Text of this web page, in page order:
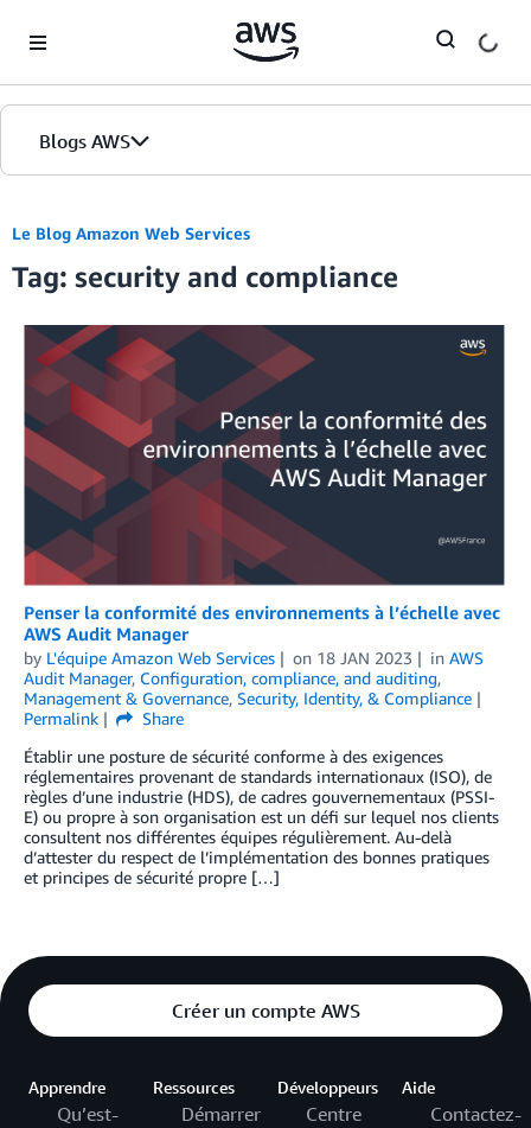
Blogs AWS
Accueil
Éditions
Le Blog Amazon Web Services
Tag: security and compliance
Penser la conformité des environnements à l’échelle avec
AWS Audit Manager
by L'équipe Amazon Web Services on 18 JAN 2023 in AWS
Audit Manager, Configuration, compliance, and auditing,
Management & Governance, Security, Identity, & Compliance
Permalink
Share
Établir une posture de sécurité conforme à des exigences
réglementaires provenant de standards internationaux (ISO), de
règles d’une industrie (HDS), de cadres gouvernementaux (PSSI-
E) ou propre à son organisation est un défi sur lequel nos clients
consultent nos différentes équipes régulièrement. Au-delà
d’attester du respect de l’implémentation des bonnes pratiques
et principes de sécurité propre […]
Créer un compte AWS
Apprendre
Qu’est-
Ressources
Démarrer
Développeurs
Centre
Aide
Contactez-